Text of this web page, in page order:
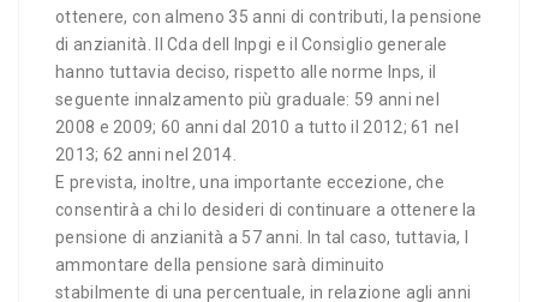
ottenere, con almeno 35 anni di contributi, la pensione
di anzianità. Il Cda dell Inpgi e il Consiglio generale
hanno tuttavia deciso, rispetto alle norme Inps, il
seguente innalzamento più graduale: 59 anni nel
2008 e 2009; 60 anni dal 2010 a tutto il 2012; 61 nel
2013; 62 anni nel 2014.
E prevista, inoltre, una importante eccezione, che
consentirà a chi lo desideri di continuare a ottenere la
pensione di anzianità a 57 anni. In tal caso, tuttavia, l
ammontare della pensione sarà diminuito
stabilmente di una percentuale, in relazione agli anni